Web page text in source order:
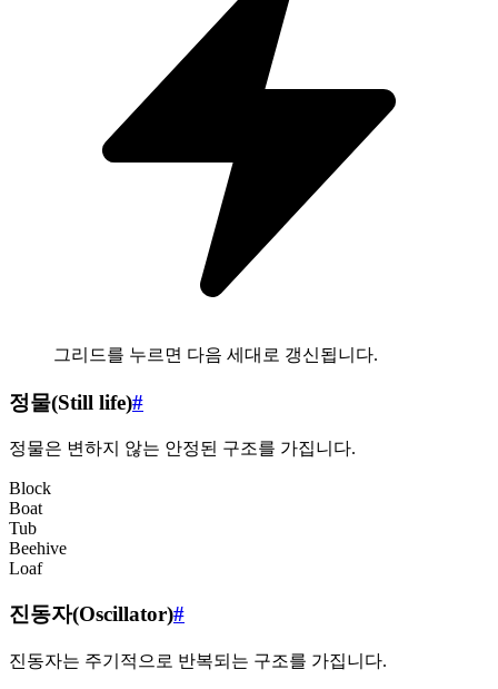
그리드를 누르면 다음 세대로 갱신됩니다.
정물(Still life)#
정물은 변하지 않는 안정된 구조를 가집니다.
Block
Boat
Tub
Beehive
Loaf
진동자(Oscillator)#
진동자는 주기적으로 반복되는 구조를 가집니다.